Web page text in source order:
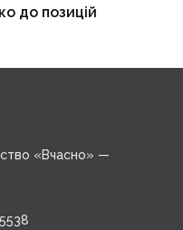
до позицій
«Вчасно» —